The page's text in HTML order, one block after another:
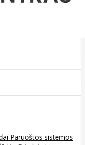
Paruoštos sistemos